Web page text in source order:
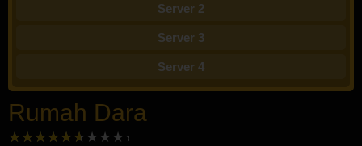
Server 2
Server 3
Server 4
Rumah Dara